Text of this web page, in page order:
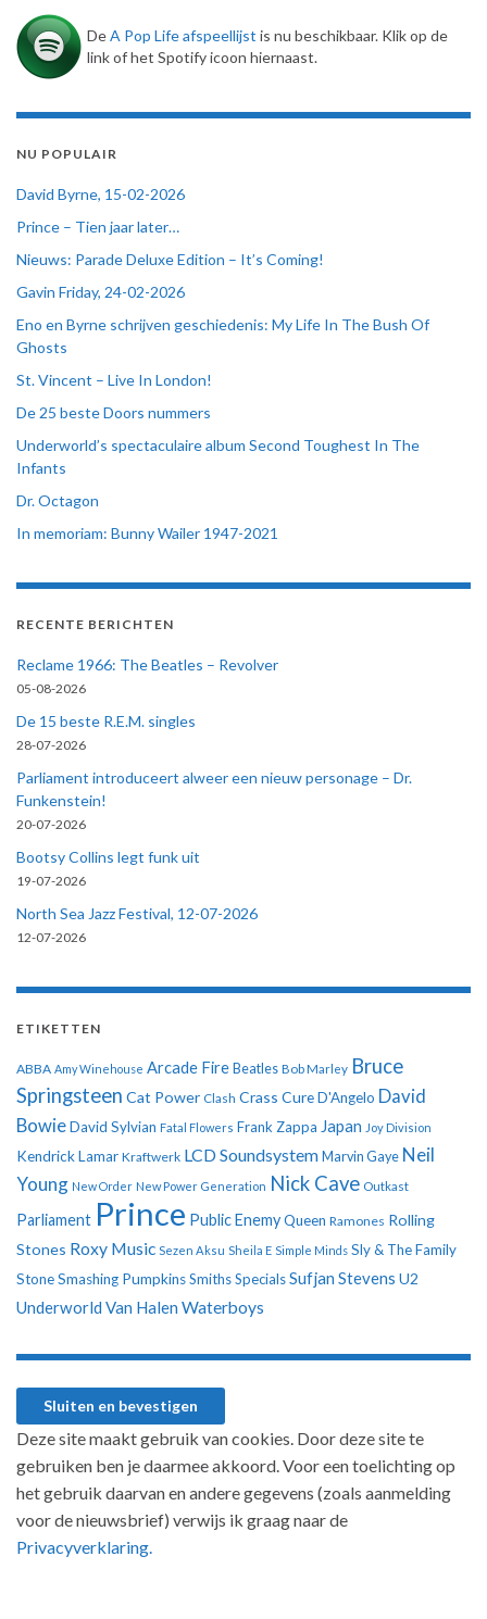
DeA Pop Life afspeellijst is nu beschikbaar. Klik op de
link of het Spotify icoon hiernaast.
NU POPULAIR
David Byrne, 15-02-2026
Prince – Tien jaar later…
Nieuws: Parade Deluxe Edition – It’s Coming!
Gavin Friday, 24-02-2026
Eno en Byrne schrijven geschiedenis: My Life In The Bush Of
Ghosts
St. Vincent – Live In London!
De 25 beste Doors nummers
Underworld’s spectaculaire album Second Toughest In The
Infants
Dr. Octagon
In memoriam: Bunny Wailer 1947-2021
RECENTE BERICHTEN
Reclame 1966: The Beatles – Revolver
05-08-2026
De 15 beste R.E.M. singles
28-07-2026
Parliament introduceert alweer een nieuw personage – Dr.
Funkenstein!
20-07-2026
Bootsy Collins legt funk uit
19-07-2026
North Sea Jazz Festival, 12-07-2026
12-07-2026
ETIKETTEN
ABBA Amy Winehouse Arcade Fire Beatles Bob Marley Bruce
Springsteen Cat Power Clash Crass CureD'Angelo David
BowieDavid Sylvian Fatal Flowers Frank Zappa Japan Joy Division
Kendrick Lamar Kraftwerk LCD Soundsystem Marvin Gaye Neil
Young New Order New Power Generation Nick Cave Outkast
Parliament Prince Public EnemyQueen Ramones Rolling
Stones Roxy Music Sezen Aksu Sheila E Simple Minds Sly & The Family
StoneSmashing PumpkinsSmithsSpecialsSufjan Stevens U2
Underworld Van Halen Waterboys
Deze site maakt gebruik van cookies. Door deze site te
gebruiken ben je daarmee akkoord. Voor een toelichting op
het gebruik daarvan en andere gegevens (zoals aanmelding
voor de nieuwsbrief) verwijs ik graag naar de
Privacyverklaring.